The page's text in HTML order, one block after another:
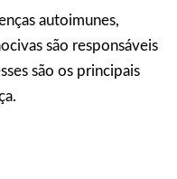
autoimunes,
são responsáveis
são os principais